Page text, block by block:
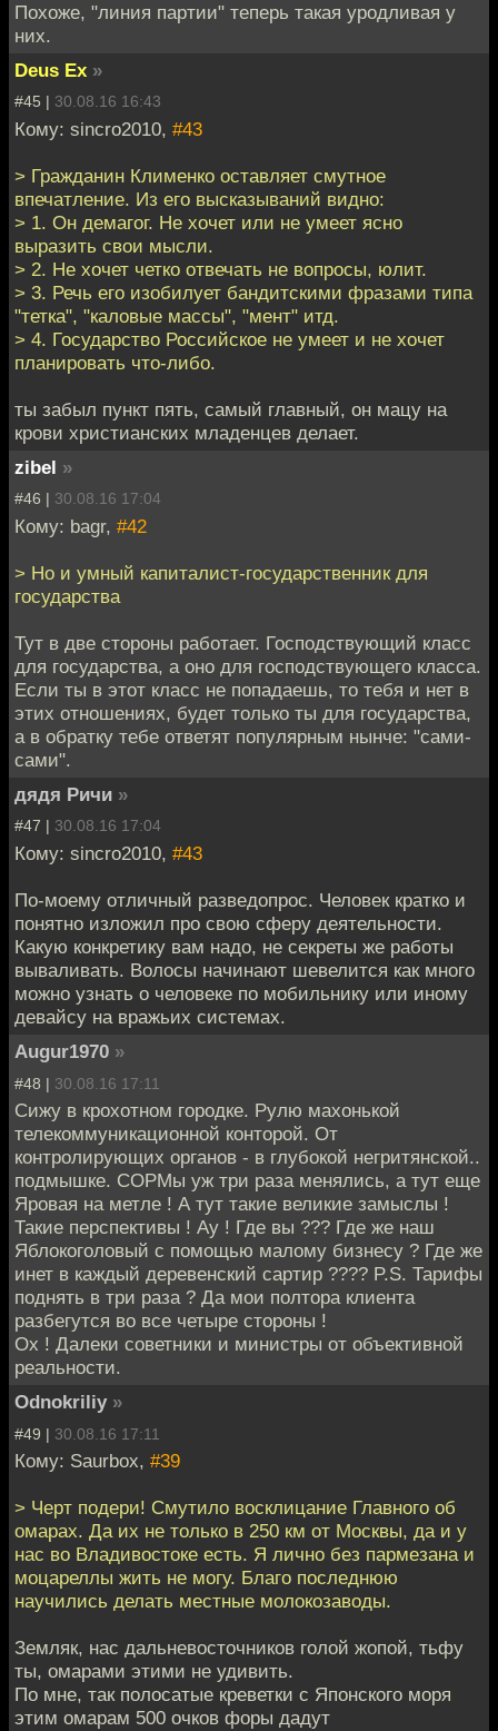
Похоже, "линия партии" теперь такая уродливая у
них.
Deus Ex »
#45 | 30.08.16 16:43
Кому: sincro2010, #43
> Гражданин Клименко оставляет смутное
впечатление. Из его высказываний видно:
> 1. Он демагог. Не хочет или не умеет ясно
выразить свои мысли.
> 2. Не хочет четко отвечать не вопросы, юлит.
> 3. Речь его изобилует бандитскими фразами типа
"тетка", "каловые массы", "мент" итд.
> 4. Государство Российское не умеет и не хочет
планировать что-либо.
ты забыл пункт пять, самый главный, он мацу на
крови христианских младенцев делает.
zibel »
#46 | 30.08.16 17:04
Кому: bagr, #42
> Но и умный капиталист-государственник для
государства
Тут в две стороны работает. Господствующий класс
для государства, а оно для господствующего класса.
Если ты в этот класс не попадаешь, то тебя и нет в
этих отношениях, будет только ты для государства,
а в обратку тебе ответят популярным нынче: "сами-
сами".
дядя Ричи »
#47 | 30.08.16 17:04
Кому: sincro2010, #43
По-моему отличный разведопрос. Человек кратко и
понятно изложил про свою сферу деятельности.
Какую конкретику вам надо, не секреты же работы
вываливать. Волосы начинают шевелится как много
можно узнать о человеке по мобильнику или иному
девайсу на вражьих системах.
Augur1970 »
#48 | 30.08.16 17:11
Сижу в крохотном городке. Рулю махонькой
телекоммуникационной конторой. От
контролирующих органов - в глубокой негритянской..
подмышке. СОРМы уж три раза менялись, а тут еще
Яровая на метле ! А тут такие великие замыслы !
Такие перспективы ! Ау ! Где вы ??? Где же наш
Яблокоголовый с помощью малому бизнесу ? Где же
инет в каждый деревенский сартир ???? P.S. Тарифы
поднять в три раза ? Да мои полтора клиента
разбегутся во все четыре стороны !
Ох ! Далеки советники и министры от объективной
реальности.
Odnokriliy »
#49 | 30.08.16 17:11
Кому: Saurbox, #39
> Черт подери! Смутило восклицание Главного об
омарах. Да их не только в 250 км от Москвы, да и у
нас во Владивостоке есть. Я лично без пармезана и
моцареллы жить не могу. Благо последнюю
научились делать местные молокозаводы.
Земляк, нас дальневосточников голой жопой, тьфу
ты, омарами этими не удивить.
По мне, так полосатые креветки с Японского моря
этим омарам 500 очков форы дадут